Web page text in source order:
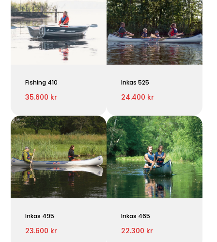
Fishing 410
35.600 kr
Inkas 525
24.400 kr
Inkas 495
23.600 kr
Inkas 465
22.300 kr